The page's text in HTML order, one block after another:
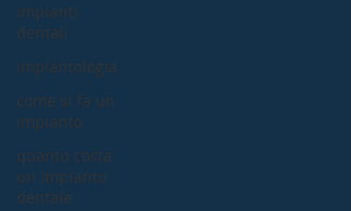
impianti
dentali
implantologia
come si fa un
impianto
quanto costa
un impianto
dentale